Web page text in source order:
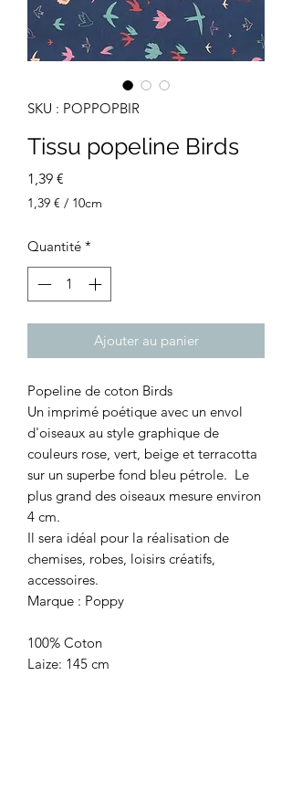
SKU : POPPOPBIR
Tissu popeline Birds
1,39 €
1,39 € / 10cm
10
Centimètres
Quantité *
Ajouter au panier
Popeline de coton Birds
Un imprimé poétique avec un envol
d'oiseaux au style graphique de
couleurs rose, vert, beige et terracotta
sur un superbe fond bleu pétrole. Le
plus grand des oiseaux mesure environ
4 cm.
Il sera idéal pour la réalisation de
chemises, robes, loisirs créatifs,
accessoires.
Marque : Poppy
100% Coton
Laize: 145 cm